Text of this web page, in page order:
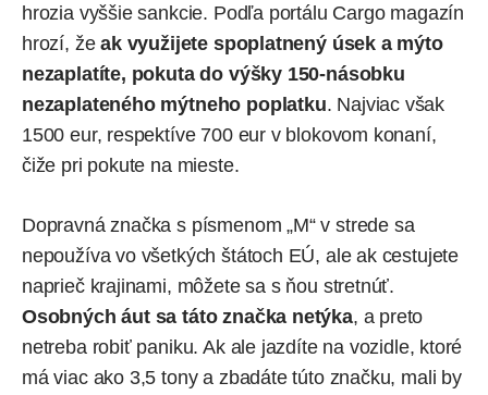
hrozia vyššie sankcie. Podľa portálu Cargo magazín
hrozí, žeak využijete spoplatnený úsek a mýto
nezaplatíte, pokuta do výšky 150-násobku
nezaplateného mýtneho poplatku. Najviac však
1500 eur, respektíve 700 eur v blokovom konaní,
čiže pri pokute na mieste.
Dopravná značka s písmenom „M“ v strede sa
nepoužíva vo všetkých štátoch EÚ, ale ak cestujete
naprieč krajinami, môžete sa s ňou stretnúť.
Osobných áut sa táto značka netýka, a preto
netreba robiť paniku. Ak ale jazdíte na vozidle, ktoré
má viac ako 3,5 tony a zbadáte túto značku, mali by